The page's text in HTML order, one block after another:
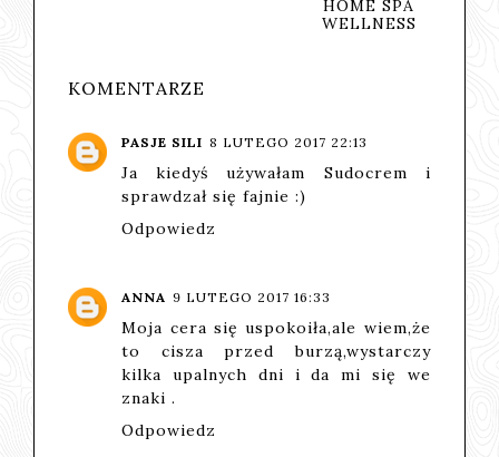
KOMENTARZE
PASJE SILI 8 LUTEGO 2017 22:13
Ja kiedyś używałam Sudocrem i
sprawdzał się fajnie :)
Odpowiedz
ANNA 9 LUTEGO 2017 16:33
Moja cera się uspokoiła,ale wiem,że
to cisza przed burzą,wystarczy
kilka upalnych dni i da mi się we
znaki .
Odpowiedz